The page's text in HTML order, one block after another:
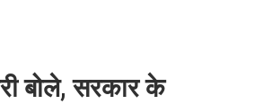
बोले, सरकार के